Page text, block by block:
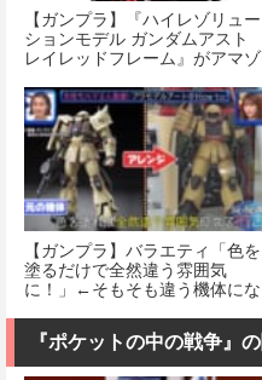
【ガンプラ】『ハイレゾリュー
ションモデル ガンダムアスト
レイレッドフレーム』がアマゾ
【ガンプラ】バラエティ「色を
塗るだけで全然違う雰囲気
に！」←そもそも違う機体にな
『ポケットの中の戦争』